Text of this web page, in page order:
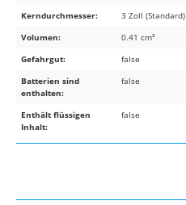
Kerndurchmesser:
3 Zoll (Standard)
Volumen:
0.41 cm³
Gefahrgut:
false
Batterien sind
enthalten:
false
Enthält flüssigen
Inhalt:
false